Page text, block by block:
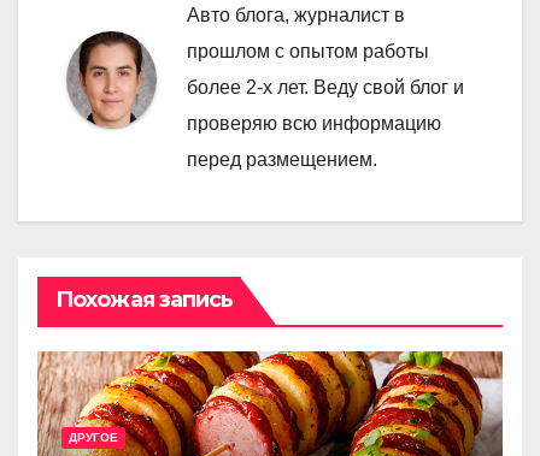
Авто блога, журналист в
прошлом с опытом работы
более 2-х лет. Веду свой блог и
проверяю всю информацию
перед размещением.
Похожая запись
ДРУГОЕ